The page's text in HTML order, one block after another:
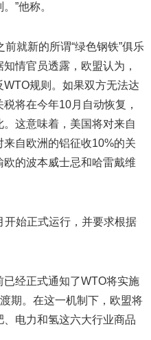
”他称。
就新的所谓“绿色钢铁”俱乐
情官员透露，欧盟认为，
规则。如果双方无法达
将在今年10月自动恢复，
这意味着，美国将对来自
自欧洲的铝征收10%的关
的波本威士忌和哈雷戴维
始正式运行，并要求根据
经正式通知了WTO将实施
期。在这一机制下，欧盟将
电力和氢这六大行业商品